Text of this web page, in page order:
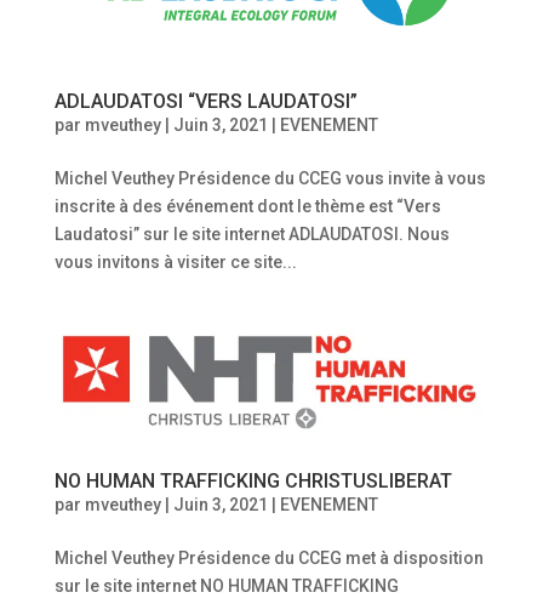
ADLAUDATOSI “VERS LAUDATOSI”
par mveuthey| Juin 3, 2021 EVENEMENT
Michel Veuthey Présidence du CCEG vous invite à vous
inscrite à des événement dont le thème est “Vers
Laudatosi” sur le site internet ADLAUDATOSI. Nous
vous invitons à visiter ce site...
NO HUMAN TRAFFICKING CHRISTUSLIBERAT
par mveuthey| Juin 3, 2021 EVENEMENT
Michel Veuthey Présidence du CCEG met à disposition
sur le site internet NO HUMAN TRAFFICKING